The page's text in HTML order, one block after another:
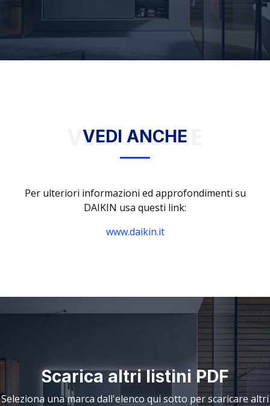
VEDI ANCHE
VEDI ANCHE
Per ulteriori informazioni ed approfondimenti su
DAIKIN usa questi link:
www.daikin.it
Scarica altri listini PDF
Seleziona una marca dall'elenco qui sotto per scaricare altri